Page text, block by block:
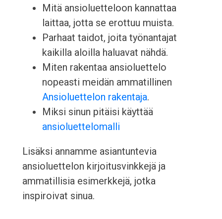
Mitä ansioluetteloon kannattaa
laittaa, jotta se erottuu muista.
Parhaat taidot, joita työnantajat
kaikilla aloilla haluavat nähdä.
Miten rakentaa ansioluettelo
nopeasti meidän ammatillinen
Ansioluettelon rakentaja.
Miksi sinun pitäisi käyttää
ansioluettelomalli
Lisäksi annamme asiantuntevia
ansioluettelon kirjoitusvinkkejä ja
ammatillisia esimerkkejä, jotka
inspiroivat sinua.